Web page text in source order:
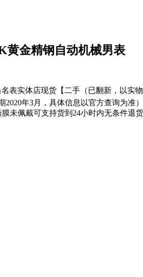
黄金精钢自动机械男表
表实体店现货【二手（已翻新，以
年3月，具体信息以官方查询为准
未佩戴可支持货到24小时内无条件退